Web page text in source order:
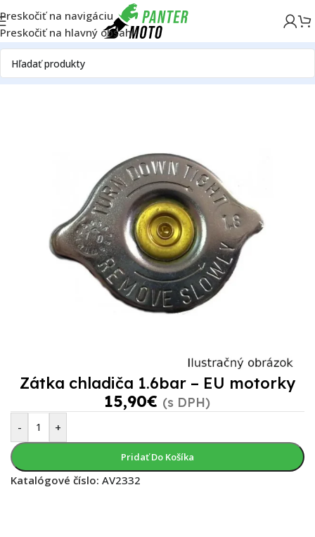
Preskočiť na navigáciu
Preskočiť na hlavný obsah
DomovOFF ROADMotorChladičOstatné
Zátka chladiča 1.6bar – EU motorky
15,90€ (s DPH)
- +
Pridať Do Košíka
Katalógové číslo: AV2332